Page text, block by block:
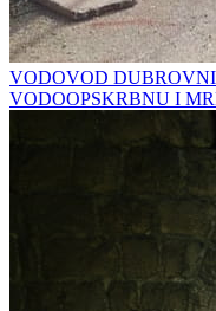
VODOVOD
VODOOPSKRBNU I